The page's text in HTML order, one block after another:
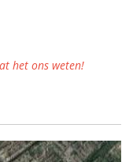
het ons weten!